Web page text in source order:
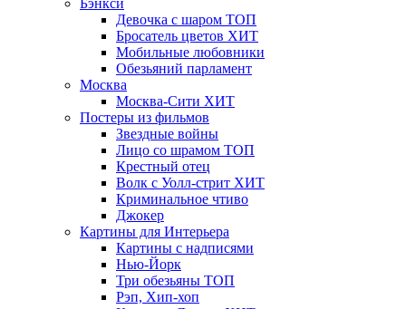
Бэнкси
Девочка с шаром ТОП
Бросатель цветов ХИТ
Мобильные любовники
Обезьяний парламент
Москва
Москва-Сити ХИТ
Постеры из фильмов
Звездные войны
Лицо со шрамом ТОП
Крестный отец
Волк с Уолл-стрит ХИТ
Криминальное чтиво
Джокер
Картины для Интерьера
Картины с надписями
Нью-Йорк
Три обезьяны ТОП
Рэп, Хип-хоп